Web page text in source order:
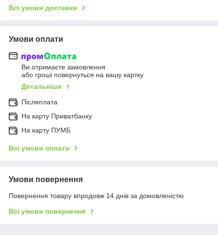
Всі умови доставки
Умови оплати
Ви отримаєте замовлення
або гроші повернуться на вашу картку
Детальніше
Післяплата
На карту Приватбанку
На карту ПУМБ
Всі умови оплати
Умови повернення
Повернення товару впродовж 14 днів за домовленістю
Всі умови повернення